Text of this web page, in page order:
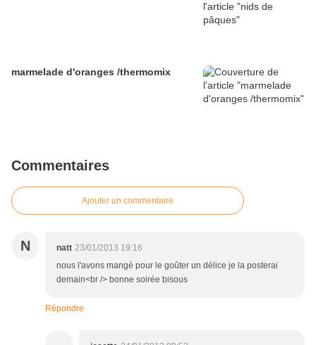
marmelade d'oranges /thermomix
Commentaires
Ajouter un commentaire
N natt 23/01/2013 19:16
nous l'avons mangé pour le goûter un délice je la posterai
demain<br /> bonne soirée bisous
Répondre